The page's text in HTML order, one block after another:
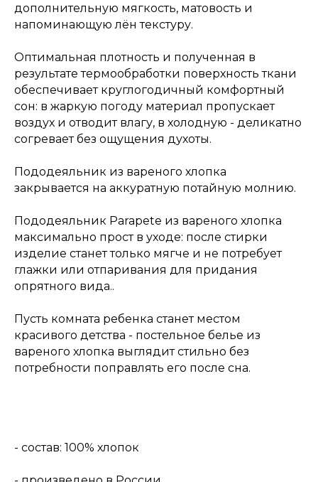
дополнительную мягкость, матовость и
напоминающую лён текстуру.
Оптимальная плотность и полученная в
результате термообработки поверхность ткани
обеспечивает круглогодичный комфортный
сон: в жаркую погоду материал пропускает
воздух и отводит влагу, в холодную - деликатно
согревает без ощущения духоты.
Пододеяльник из вареного хлопка
закрывается на аккуратную потайную молнию.
Пододеяльник Parapete из вареного хлопка
максимально прост в уходе: после стирки
изделие станет только мягче и не потребует
глажки или отпаривания для придания
опрятного вида..
Пусть комната ребенка станет местом
красивого детства - постельное белье из
вареного хлопка выглядит стильно без
потребности поправлять его после сна.
- состав: 100% хлопок